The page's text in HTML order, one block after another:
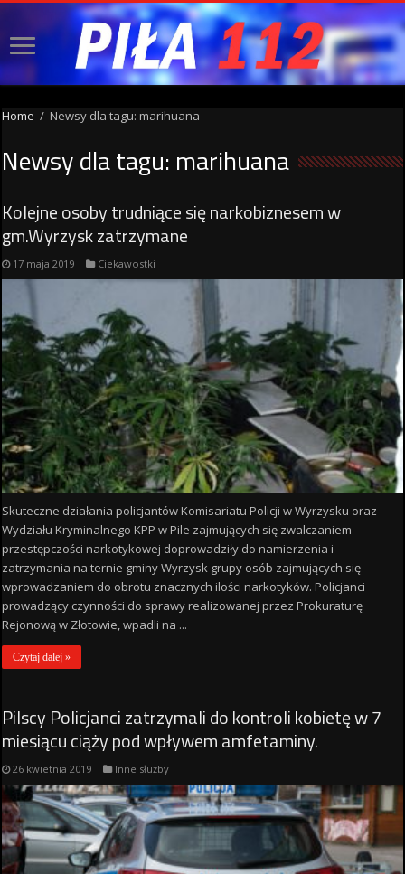
Home / Newsy dla tagu: marihuana
Newsy dla tagu: marihuana
Kolejne osoby trudniące się narkobiznesem w
gm.Wyrzysk zatrzymane
17 maja 2019 Ciekawostki
Skuteczne działania policjantów Komisariatu Policji w Wyrzysku oraz
Wydziału Kryminalnego KPP w Pile zajmujących się zwalczaniem
przestępczości narkotykowej doprowadziły do namierzenia i
zatrzymania na ternie gminy Wyrzysk grupy osób zajmujących się
wprowadzaniem do obrotu znacznych ilości narkotyków. Policjanci
prowadzący czynności do sprawy realizowanej przez Prokuraturę
Rejonową w Złotowie, wpadli na ...
Czytaj dalej »
Pilscy Policjanci zatrzymali do kontroli kobietę w 7
miesiącu ciąży pod wpływem amfetaminy.
26 kwietnia 2019 Inne służby